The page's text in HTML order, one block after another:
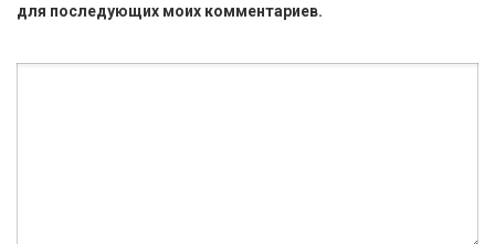
для последующих моих комментариев.